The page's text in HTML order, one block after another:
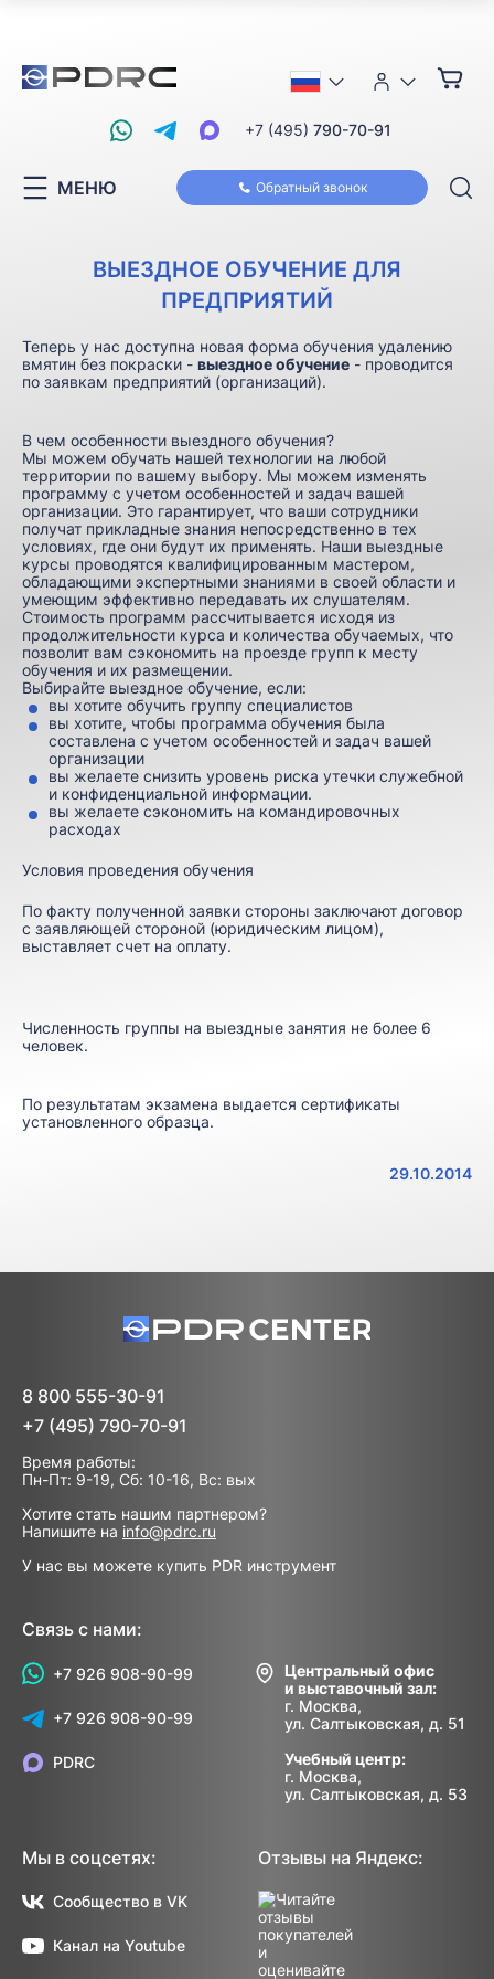
Обратный звонок
+7 (495) 790-70-91
МЕНЮ
ВЫЕЗДНОЕ ОБУЧЕНИЕ ДЛЯ
ПРЕДПРИЯТИЙ
Теперь у нас доступна новая форма обучения удалению
вмятин без покраски - выездное обучение - проводится
по заявкам предприятий (организаций).
В чем особенности выездного обучения?
Мы можем обучать нашей технологии на любой
территории по вашему выбору. Мы можем изменять
программу с учетом особенностей и задач вашей
организации. Это гарантирует, что ваши сотрудники
получат прикладные знания непосредственно в тех
условиях, где они будут их применять. Наши выездные
курсы проводятся квалифицированным мастером,
обладающими экспертными знаниями в своей области и
умеющим эффективно передавать их слушателям.
Стоимость программ рассчитывается исходя из
продолжительности курса и количества обучаемых, что
позволит вам сэкономить на проезде групп к месту
обучения и их размещении.
Выбирайте выездное обучение, если:
вы хотите обучить группу специалистов
вы хотите, чтобы программа обучения была
составлена с учетом особенностей и задач вашей
организации
вы желаете снизить уровень риска утечки служебной
и конфиденциальной информации.
вы желаете сэкономить на командировочных
расходах
Условия проведения обучения
По факту полученной заявки стороны заключают договор
с заявляющей стороной (юридическим лицом),
выставляет счет на оплату.
Численность группы на выездные занятия не более 6
человек.
По результатам экзамена выдается сертификаты
установленного образца.
29.10.2014
8 800 555-30-91
+7 (495) 790-70-91
Время работы:
Пн-Пт: 9-19, Сб: 10-16, Вс: вых
Хотите стать нашим партнером?
Напишите на info@pdrc.ru
У нас вы можете купить PDR инструмент
Связь с нами:
+7 926 908-90-99
+7 926 908-90-99
Центральный офис
и выставочный зал:
г. Москва,
ул. Салтыковская, д. 51
Учебный центр:
г. Москва,
ул. Салтыковская, д. 53
PDRC
Мы в соцсетях:
Сообщество в VK
Канал на Youtube
Отзывы на Яндекс: